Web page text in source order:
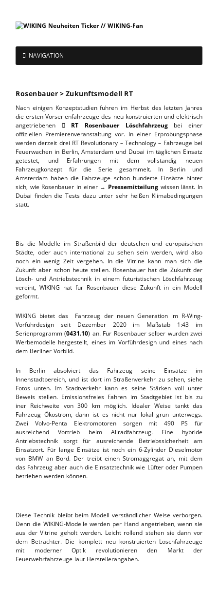
NAVIGATION
Rosenbauer > Zukunftsmodell RT
Nach einigen Konzeptstudien fuhren im Herbst des letzten Jahres
die ersten Vorserienfahrzeuge des neu konstruierten und elektrisch
angetriebenen
 RT Rosenbauer Löschfahrzeugbei einer
offiziellen Premierenveranstaltung vor. In einer Erprobungsphase
werden derzeit drei RT Revolutionary – Technology – Fahrzeuge bei
Feuerwachen in Berlin, Amsterdam und Dubai im täglichen Einsatz
getestet, und Erfahrungen mit dem vollständig neuen
Fahrzeugkonzept für die Serie gesammelt. In Berlin und
Amsterdam haben die Fahrzeuge schon hunderte Einsätze hinter
sich, wie Rosenbauer in einer → Pressemitteilung wissen lässt. In
Dubai finden die Tests dazu unter sehr heißen Klimabedingungen
statt.
Bis die Modelle im Straßenbild der deutschen und europäischen
Städte, oder auch international zu sehen sein werden, wird also
noch ein wenig Zeit vergehen. In die Vitrine kann man sich die
Zukunft aber schon heute stellen. Rosenbauer hat die Zukunft der
Lösch- und Antriebstechnik in einem futuristischen Löschfahrzeug
vereint, WIKING hat für Rosenbauer diese Zukunft in ein Modell
geformt.
WIKING bietet das Fahrzeug der neuen Generation im R-Wing-
Vorführdesign seit Dezember 2020 im Maßstab 1:43 im
Serienprogramm (0431.10) an. Für Rosenbauer selber wurden zwei
Werbemodelle hergestellt, eines im Vorführdesign und eines nach
dem Berliner Vorbild.
In Berlin absolviert das Fahrzeug seine Einsätze im
Innenstadtbereich, und ist dort im Straßenverkehr zu sehen, siehe
Fotos unten. Im Stadtverkehr kann es seine Stärken voll unter
Beweis stellen. Emissionsfreies Fahren im Stadtgebiet ist bis zu
iner Reichweite von 300 km möglich. Idealer Weise tankt das
Fahrzeug Ökostrom, dann ist es nicht nur lokal grün unterwegs.
Zwei Volvo-Penta Elektromotoren sorgen mit 490 PS für
ausreichend Vortrieb beim Allradfahrzeug. Eine hybride
Antriebstechnik sorgt für ausreichende Betriebssicherheit am
Einsatzort. Für lange Einsätze ist noch ein 6-Zylinder Dieselmotor
von BMW an Bord. Der treibt einen Stromaggregat an, mit dem
das Fahrzeug aber auch die Einsatztechnik wie Lüfter oder Pumpen
betrieben werden können.
Diese Technik bleibt beim Modell verständlicher Weise verborgen.
Denn die WIKING-Modelle werden per Hand angetrieben, wenn sie
aus der Vitrine geholt werden. Leicht rollend stehen sie dann vor
dem Betrachter. Die komplett neu konstruierten Löschfahrzeuge
mit moderner Optik revolutionieren den Markt der
Feuerwehrfahrzeuge laut Herstellerangaben.